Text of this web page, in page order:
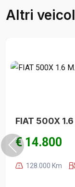
Altri
FIAT 500X
€ 14.800
128.000 Km